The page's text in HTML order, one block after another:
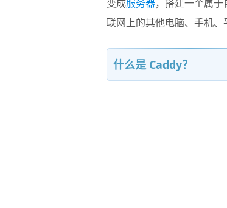
变成服务器，搭建一个属于
联网上的其他电脑、手机
什么是 Caddy？